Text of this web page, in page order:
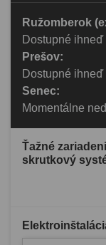
Ružomberok
Dostupné ihneď
Prešov:
Dostupné ihneď
Senec:
Momentálne
Ťažné
skrutkový